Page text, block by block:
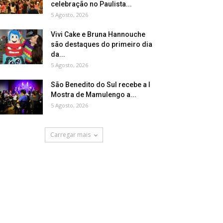
celebração no Paulista...
5 Agosto, 2026
Vivi Cake e Bruna Hannouche
são destaques do primeiro dia
da...
5 Agosto, 2026
São Benedito do Sul recebe a I
Mostra de Mamulengo a...
5 Agosto, 2026
Carregar mais